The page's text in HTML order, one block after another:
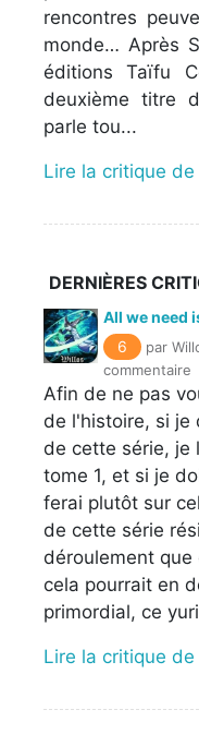
rencontres
monde… Après
éditions Taïfu
deuxième titre
parle tou...
Lire la critique
DERNIÈRES
All we need
6
par
commentaire
Afin de ne pas
de l'histoire, si je
de cette série, je
tome 1, et si je
ferai plutôt sur
de cette série
déroulement que
cela pourrait en
primordial, ce
Lire la critique